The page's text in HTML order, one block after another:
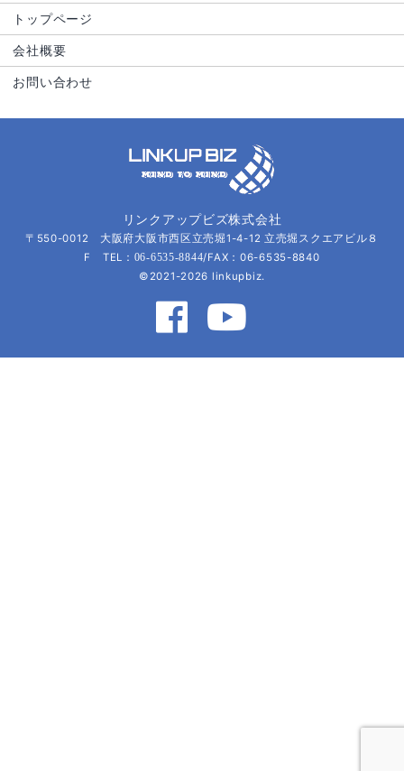
トップページ
会社概要
お問い合わせ
リンクアップビズ株式会社
〒550-0012 大阪府大阪市西区立売堀1-4-12 立売堀スクエアビル８
F TEL： 06-6535-8844/FAX：06-6535-8840
©2021-2026 linkupbiz.